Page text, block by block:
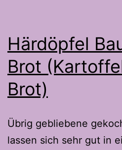
Härdöpfel
Brot
Brot)
Übrig gebliebene
lassen sich sehr gut in